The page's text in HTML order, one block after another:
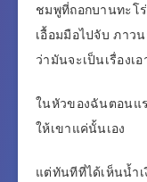
ชมพูที่ถอกบานทะโ
เอื้อมมือไปจับ ภาว
ว่ามันจะเป็นเรื่องเอ
ในหัวของฉันตอนแ
ให้เขาแค่นั้นเอง
แต่ทันทีที่ได้เห็นน้ำ